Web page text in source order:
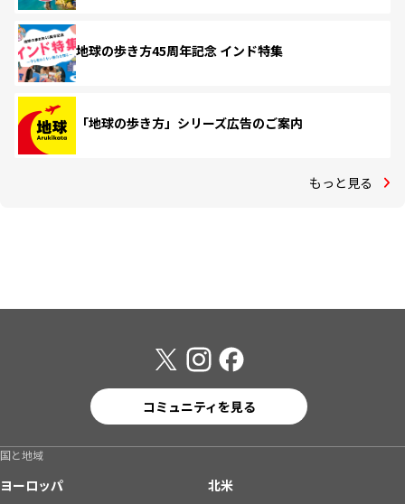
地球の歩き方45周年記念 インド特集
「地球の歩き方」シリーズ広告のご案内
もっと見る
コミュニティを見る
国と地域
ヨーロッパ
北米